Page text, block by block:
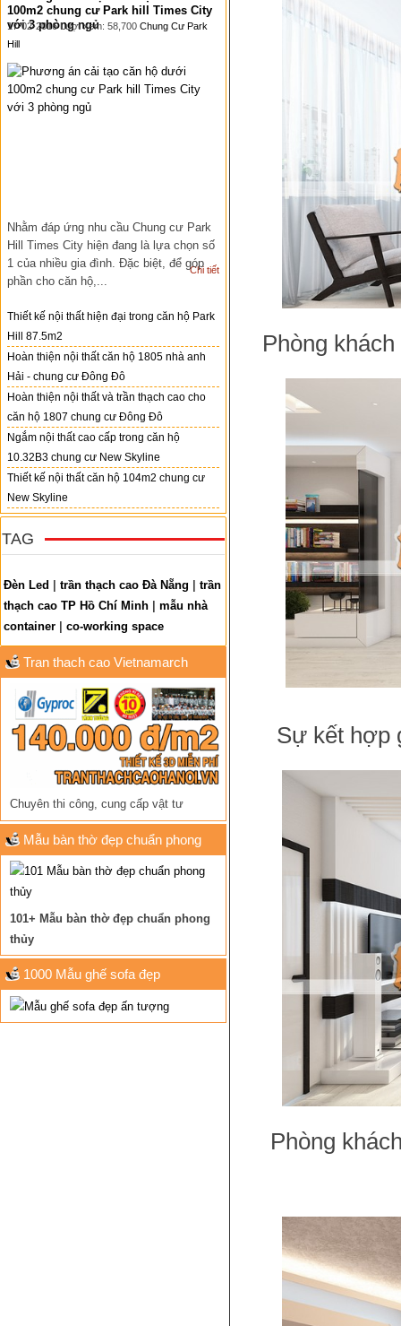
100m2 chung cư Park hill Times City
với 3 phòng ngủ
17-02-2016 Lượt xem: 58,700 Chung Cư Park
Hill
Nhằm đáp ứng nhu cầu Chung cư Park
Hill Times City hiện đang là lựa chọn số
1 của nhiều gia đình. Đặc biệt, để góp
phần cho căn hộ,...
Chi tiết
Thiết kế nội thất hiện đại trong căn hộ Park
Hill 87.5m2
Hoàn thiện nội thất căn hộ 1805 nhà anh
Hải - chung cư Đông Đô
Hoàn thiện nội thất và trần thạch cao cho
căn hộ 1807 chung cư Đông Đô
Ngắm nội thất cao cấp trong căn hộ
10.32B3 chung cư New Skyline
Thiết kế nội thất căn hộ 104m2 chung cư
New Skyline
TAG
Đèn Led trần thạch cao Đà Nẵng
trần
thạch cao TP Hồ Chí Minh
mẫu nhà
container
co-working space
Tran thach cao Vietnamarch
Chuyên thi công, cung cấp vật tư
Mẫu bàn thờ đẹp chuẩn phong
thủy
101+ Mẫu bàn thờ đẹp chuẩn phong
thủy
1000 Mẫu ghế sofa đẹp
Phòng
Sự kết hợp
Phòng